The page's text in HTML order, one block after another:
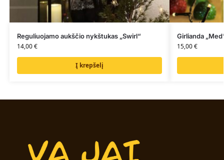
Reguliuojamo aukščio nykštukas „Swirl“
14,00€
Į krepšelį
Girlianda
15,00€